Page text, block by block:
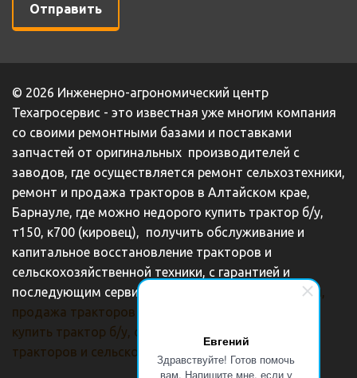
Евгений
Здравствуйте! Готов помочь
вам. Напишите мне, если у
Отправить
© 2026 Инженерно-агрономический центр
Техагросервис - это известная уже многим компания
со своими ремонтными базами и поставками
запчастей от оригинальных  производителей с
заводов, где осуществляется ремонт сельхозтехники,
ремонт и продажа тракторов в Алтайском крае,
Барнауле, где можно недорого купить трактор б/у,
т150, к700 (кировец),  получить обслуживание и
капитальное восстановление тракторов и
сельскохозяйственной техники, с гарантией и
последующим сервисом.
продажа сельхозтехники,
продажа тракторов в Алтайском крае, Барнауле,
купить трактор б/у, обслуживание и ремонт
тракторов и сельскохозяйственной техники